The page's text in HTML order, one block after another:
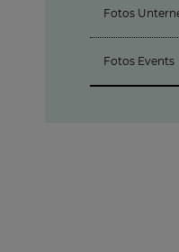
Fotos
Fotos Events